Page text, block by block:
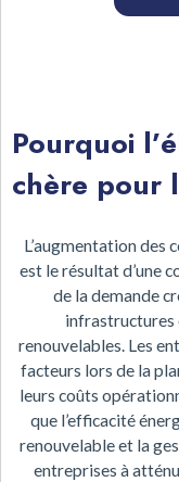
Pourquoi
chère pour
L’augmentation des
est le résultat d’une
de la demande
infrastructures
renouvelables. Les
facteurs lors de la
leurs coûts
que l’efficacité
renouvelable et la
entreprises à